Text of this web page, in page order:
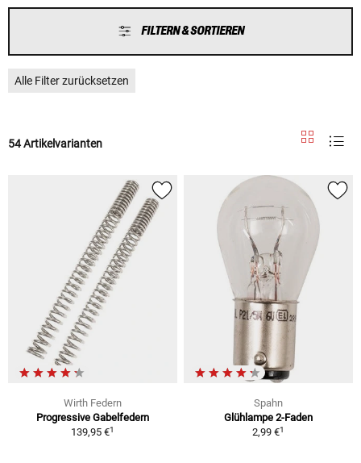
FILTERN & SORTIEREN
Alle Filter zurücksetzen
54 Artikelvarianten
Wirth Federn
Progressive Gabelfedern
139,95 €1
Spahn
Glühlampe 2-Faden
2,99 €1